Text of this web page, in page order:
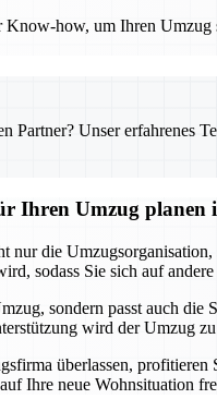
how, um Ihren
Partner? Unser erfahrenes
Ihren Umzug planen
nur die
sodass Sie sich auf
sondern passt auch
wird der Umzug
überlassen,
Ihre neue Wohnsituation